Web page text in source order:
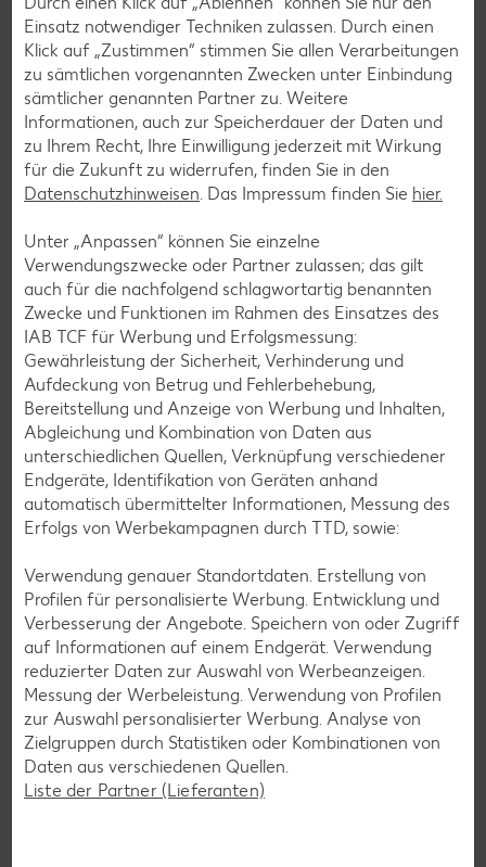
Mit unserem Messenger-Service erhältst du wöchentlich
unseren aktuellen Prospekt mit den neuesten Angeboten
per Messenger-App, Telegram, WhatsApp, Signal, Threema
oder Viber zugesendet.
Jetzt schnell und bequem anmelden
Kaufland-App: cleverer Einkaufshelfer mit
Kaufland Card XTRA
Dein Einkauf, perfekt organisiert – für iOS und Android:
Entdecke unsere Filial-Angebote, verpasse dank
Angebotsalarm kein Angebote mehr und plane deinen
Einkauf entspannt mit der digitalen Einkaufsliste. Ob
exklusive Kaufland Card XTRA Vorteile, unser riesiger
Online-Marktplatz Kaufland.de oder der schnelle Filialfinder
– mit der Kaufland-App hast du alles im Griff.
Mehr erfahren
Einsatz notwendiger Techniken zulassen. Durch einen
Klick auf „Zustimmen“ stimmen Sie allen Verarbeitungen
zu sämtlichen vorgenannten Zwecken unter Einbindung
sämtlicher genannten Partner zu. Weitere
Informationen, auch zur Speicherdauer der Daten und
zu Ihrem Recht, Ihre Einwilligung jederzeit mit Wirkung
für die Zukunft zu widerrufen, finden Sie in den
Datenschutzhinweisen. Das Impressum finden Sie hier.
Unter „Anpassen“ können Sie einzelne
Verwendungszwecke oder Partner zulassen; das gilt
auch für die nachfolgend schlagwortartig benannten
Zwecke und Funktionen im Rahmen des Einsatzes des
IAB TCF für Werbung und Erfolgsmessung:
Gewährleistung der Sicherheit, Verhinderung und
Aufdeckung von Betrug und Fehlerbehebung,
Bereitstellung und Anzeige von Werbung und Inhalten,
Abgleichung und Kombination von Daten aus
unterschiedlichen Quellen, Verknüpfung verschiedener
Endgeräte, Identifikation von Geräten anhand
automatisch übermittelter Informationen, Messung des
Erfolgs von Werbekampagnen durch TTD, sowie:
Verwendung genauer Standortdaten. Erstellung von
Profilen für personalisierte Werbung. Entwicklung und
Verbesserung der Angebote. Speichern von oder Zugriff
auf Informationen auf einem Endgerät. Verwendung
reduzierter Daten zur Auswahl von Werbeanzeigen.
Messung der Werbeleistung. Verwendung von Profilen
zur Auswahl personalisierter Werbung. Analyse von
Zielgruppen durch Statistiken oder Kombinationen von
Daten aus verschiedenen Quellen.
Liste der Partner (Lieferanten)